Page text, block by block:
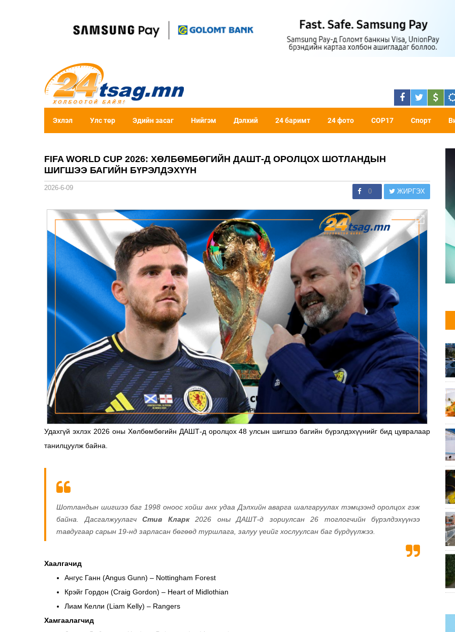
Эхлэл Улс төр Эдийн засаг Нийгэм Дэлхий 24 баримт 24 фото COP17 Спорт
FIFA WORLD CUP 2026: ХӨЛБӨМБӨГИЙН ДАШТ-Д ОРОЛЦОХ ШОТЛАНДЫН
ШИГШЭЭ БАГИЙН БҮРЭЛДЭХҮҮН
2026-6-09 0 ЖИРГЭХ
Удахгүй эхлэх 2026 оны Хөлбөмбөгийн ДАШТ-д оролцох 48 улсын шигшээ багийн бүрэлдэхүүнийг бид цувралаар
танилцуулж байна.
Шотландын шигшээ баг 1998 оноос хойш анх удаа Дэлхийн аварга шалгаруулах тэмцээнд оролцох гэж
байна. Дасгалжуулагч Стив Кларк2026 оны ДАШТ-д зориулсан 26 тоглогчийн бүрэлдэхүүнээ
тавдугаар сарын 19-нд зарласан бөгөөд туршлага, залуу үеийг хослуулсан баг бүрдүүлжээ.
Хаалгачид
Ангус Ганн (Angus Gunn) – Nottingham Forest
Крэйг Гордон (Craig Gordon) – Heart of Midlothian
Лиам Келли (Liam Kelly) – Rangers
Хамгаалагчид